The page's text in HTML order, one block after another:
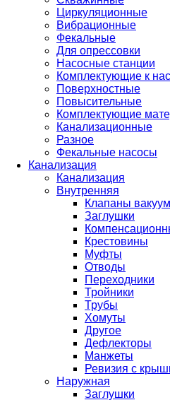
Циркуляционные
Вибрационные
Фекальные
Для опрессовки
Насосные станции
Комплектующие к
Поверхностные
Повысительные
Комплектующие
Канализационные
Разное
Фекальные насосы
Канализация
Канализация
Внутренняя
Клапаны
Заглушки
Крестовины
Муфты
Отводы
Переходники
Тройники
Трубы
Хомуты
Другое
Дефлекторы
Манжеты
Ревизия с
Наружная
Заглушки